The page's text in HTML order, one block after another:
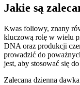
Jakie są
Kwas foliowy, znany
kluczową rolę w wielu
DNA oraz produkcji
prowadzić do
jest, aby stosować się do
Zalecana dzienna